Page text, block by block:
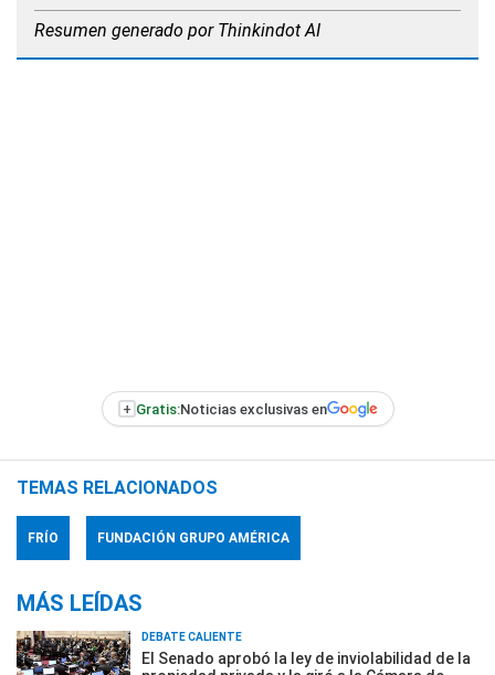
Resumen generado por Thinkindot AI
+ Gratis:Noticias exclusivas en
TEMAS RELACIONADOS
FRÍO FUNDACIÓN GRUPO AMÉRICA
MÁS LEÍDAS
DEBATE CALIENTE
El Senado aprobó la ley de inviolabilidad de la